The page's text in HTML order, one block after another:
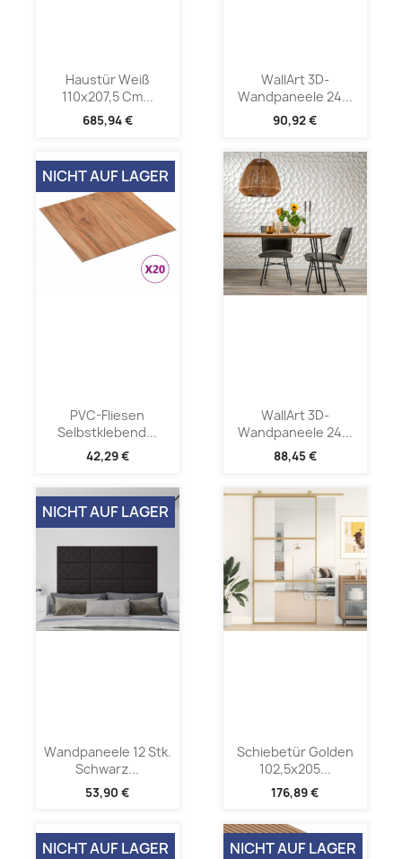
Haustür Weiß
110x207,5 Cm...
685,94 €
WallArt 3D-
Wandpaneele 24...
90,92 €
PVC-Fliesen
Selbstklebend...
42,29 €
NICHT AUF LAGER
WallArt 3D-
Wandpaneele 24...
88,45 €
Wandpaneele 12 Stk.
Schwarz...
53,90 €
NICHT AUF LAGER
Schiebetür Golden
102,5x205...
176,89 €
NICHT AUF LAGER NICHT AUF LAGER